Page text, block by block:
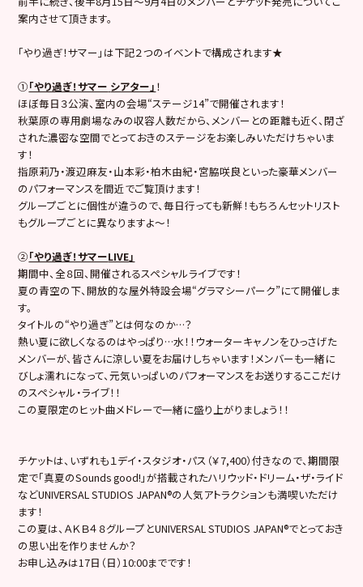
案内させて頂きます。
「やり過ぎ！サマー」は下記２つのイベントで構成されます★
①「やり過ぎ！サマー シアター」 ！
ほぼ毎日３公演、室内の会場“ステージ14”で開催されます！
秋葉原の専用劇場なみの収容人数だから、メンバーとの距離も近く、閉ざ
された濃密な空間でとっておきのステージをお楽しみいただけちゃいま
す！
指原莉乃・渡辺麻友・山本彩・柏木由紀・宮脇咲良といった豪華メンバー
のパフォーマンスを間近でご覧頂けます！
グループごとに個性が違うので、毎日行っても新鮮！もちろんセットリスト
もグループごとに異なりますよ〜！
②「やり過ぎ！サマーLIVE」
期間中、全８回、開催されるスペシャルライブです！
夏の青空の下、開放的な屋外特設会場“グラマシーパーク”にて開催しま
す。
タイトルの“やり過ぎ”とは何なのか…？
熱い夏に欲しくなるのはやっぱり…水！！ウォーターキャノンをひっさげた
メンバーが、皆さんに涼しい夏をお届けしちゃいます！メンバーも一緒に
びしょ濡れになって、元気いっぱいのパフォーマンスをお送りするここだけ
のスペシャル・ライブ！！
この夏限定のヒット曲メドレーで一緒に盛り上がりましょう！！
チケットは、いずれも１デイ・スタジオ・パス（￥7,400）付きなので、期間限
定で「真夏のSounds good!」が搭載されたハリウッド・ドリーム・ザ・ライド
などUNIVERSAL STUDIOS JAPAN®の人気アトラクションも満喫いただけ
ます！
この夏は、ＡＫＢ４８グループとUNIVERSAL STUDIOS JAPAN®でとっておき
の思い出を作りませんか？
お申し込みは17日（日）10:00までです！